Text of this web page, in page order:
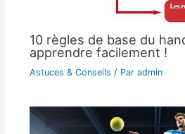
10 règles de base du
apprendre facilement !
Astuces & Conseils / Par admin